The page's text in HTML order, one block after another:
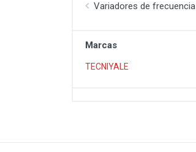
Variadores de frecuencia
Marcas
TECNIYALE